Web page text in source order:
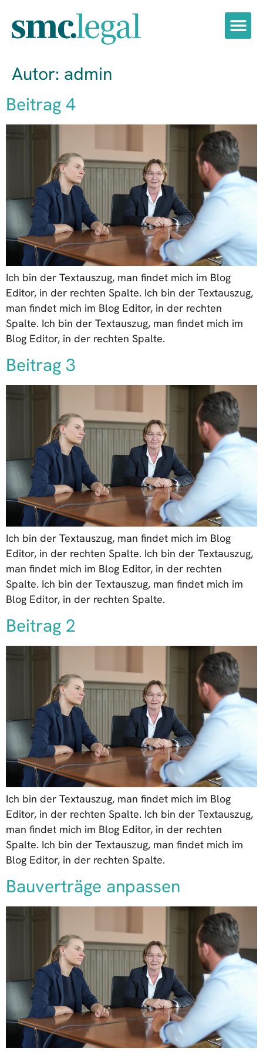
Autor: admin
Beitrag 4
Ich bin der Textauszug, man findet mich im Blog
Editor, in der rechten Spalte. Ich bin der Textauszug,
man findet mich im Blog Editor, in der rechten
Spalte. Ich bin der Textauszug, man findet mich im
Blog Editor, in der rechten Spalte.
Beitrag 3
Ich bin der Textauszug, man findet mich im Blog
Editor, in der rechten Spalte. Ich bin der Textauszug,
man findet mich im Blog Editor, in der rechten
Spalte. Ich bin der Textauszug, man findet mich im
Blog Editor, in der rechten Spalte.
Beitrag 2
Ich bin der Textauszug, man findet mich im Blog
Editor, in der rechten Spalte. Ich bin der Textauszug,
man findet mich im Blog Editor, in der rechten
Spalte. Ich bin der Textauszug, man findet mich im
Blog Editor, in der rechten Spalte.
Bauverträge anpassen